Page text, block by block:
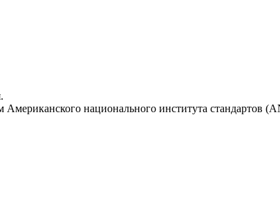
Американского национального института стандартов